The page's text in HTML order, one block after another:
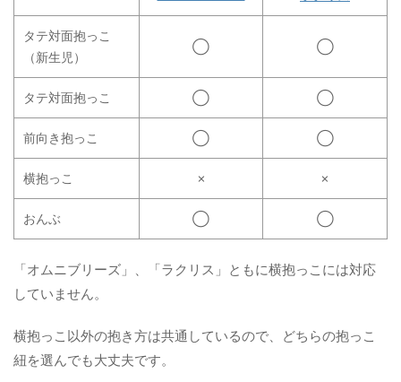
タテ対面抱っこ
（新生児）
◯ ◯
タテ対面抱っこ ◯ ◯
前向き抱っこ ◯ ◯
横抱っこ ✗ ✗
おんぶ ◯ ◯
「オムニブリーズ」、「ラクリス」ともに横抱っこには対応
していません。
横抱っこ以外の抱き方は共通しているので、どちらの抱っこ
紐を選んでも大丈夫です。